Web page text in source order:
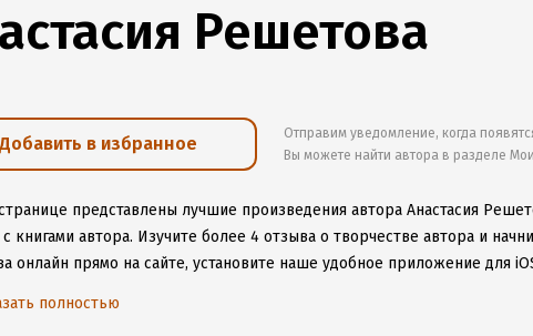
Решетова
Добавить в избранное
Отправим уведомление, когда
Вы можете найти автора в разделе
представлены лучшие произведения автора Анастасия
книгами автора. Изучите более 4 отзыва о творчестве автора и
онлайн прямо на сайте, установите наше удобное приложение для
полностью